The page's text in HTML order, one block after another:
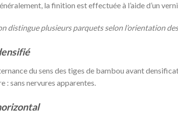
la finition est effectuée à l’aide d’un
distingue plusieurs parquets selon l’orientation
du sens des tiges de bambou avant
: sans nervures apparentes.